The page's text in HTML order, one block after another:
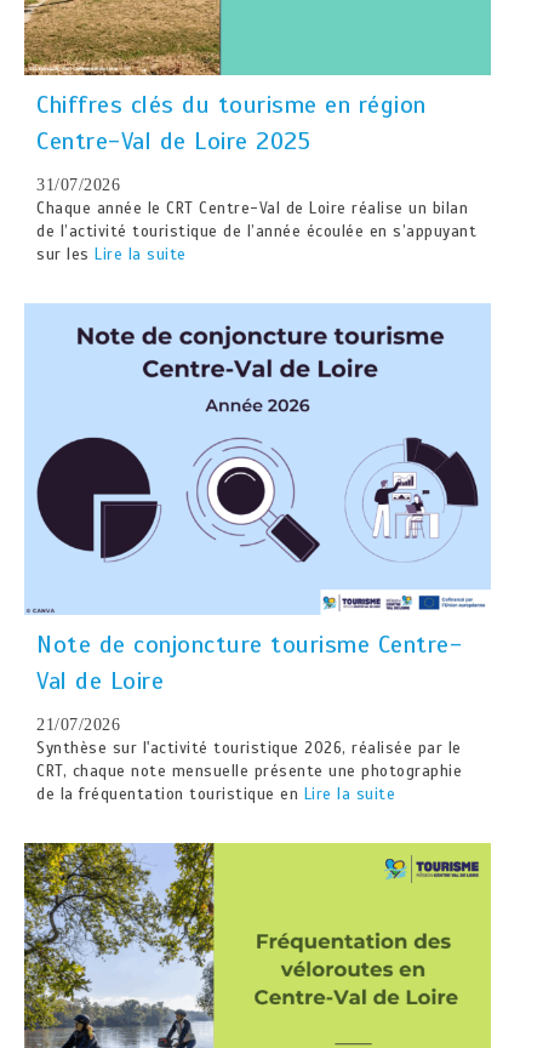
Chiffres clés du tourisme en région
Centre-Val de Loire 2025
31/07/2026
Chaque année le CRT Centre-Val de Loire réalise un bilan
de l’activité touristique de l’année écoulée en s’appuyant
sur les Lire la suite
Note de conjoncture tourisme Centre-
Val de Loire
21/07/2026
Synthèse sur l'activité touristique 2026, réalisée par le
CRT, chaque note mensuelle présente une photographie
de la fréquentation touristique en Lire la suite